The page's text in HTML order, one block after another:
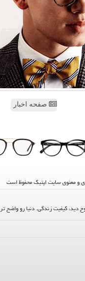
صفحه اخبار
کیفیت زندگی. دنیا رو واضح تر